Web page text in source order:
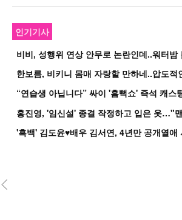
인기기사
한보름, 비키니 몸매 자랑할 만하네..압도적